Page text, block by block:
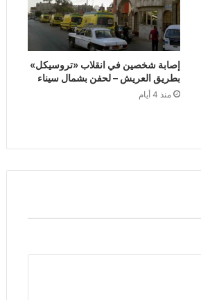
إصابة شخصين في انقلاب «تروسيكل»
بطريق العريش – لحفن بشمال سيناء
منذ 4 أيام